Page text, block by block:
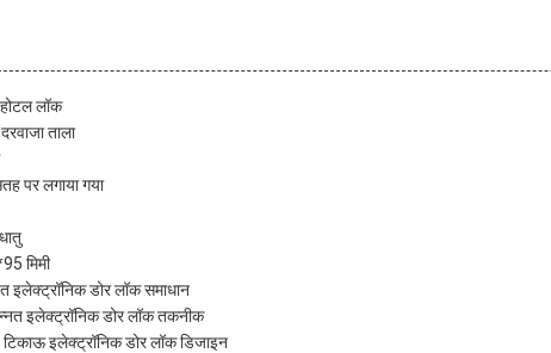
होटल लॉक
ताला
पर लगाया गया
मिमी
इलेक्ट्रॉनिक डोर लॉक समाधान
इलेक्ट्रॉनिक डोर लॉक तकनीक
इलेक्ट्रॉनिक डोर लॉक डिजाइन